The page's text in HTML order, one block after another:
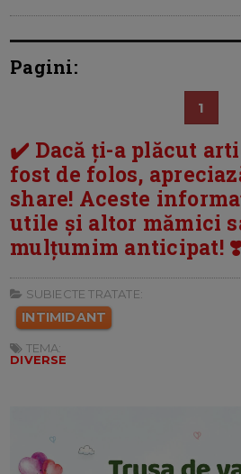
Pagini:
1
✔️ Dacă ți-a plăcut
fost de folos,
share! Aceste
utile și altor mămici
mulțumim anticipat!
SUBIECTE TRATATE:
INTIMIDANT
TEMA:
DIVERSE